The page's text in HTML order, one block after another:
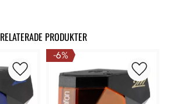
RELATERADE PRODUKTER
Lägg till i favoriter
6%
Lägg till